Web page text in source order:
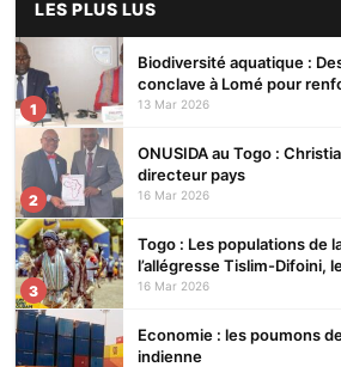
LES PLUS LUS
1
Biodiversité aquatique :
conclave à Lomé pour
écosystèmes
13 Mar 2026
2
ONUSIDA au Togo :
directeur pays
16 Mar 2026
3
Togo : Les populations de
l’allégresse Tislim-Difoini,
16 Mar 2026
Economie : les poumons
indienne